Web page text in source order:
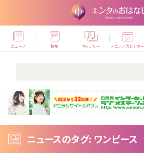
ニュース 特集 ギャラリー アニラジカレンダー
ニュースのタグ: ワンピース